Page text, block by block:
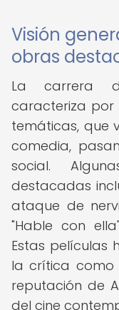
Visión
obras
La carrera
caracteriza por
temáticas, que
comedia,
social.
destacadas
ataque de
"Hable con
Estas películas
la crítica como
reputación de
del cine